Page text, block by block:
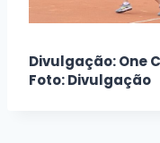
Divulgação: One
Foto: Divulgação